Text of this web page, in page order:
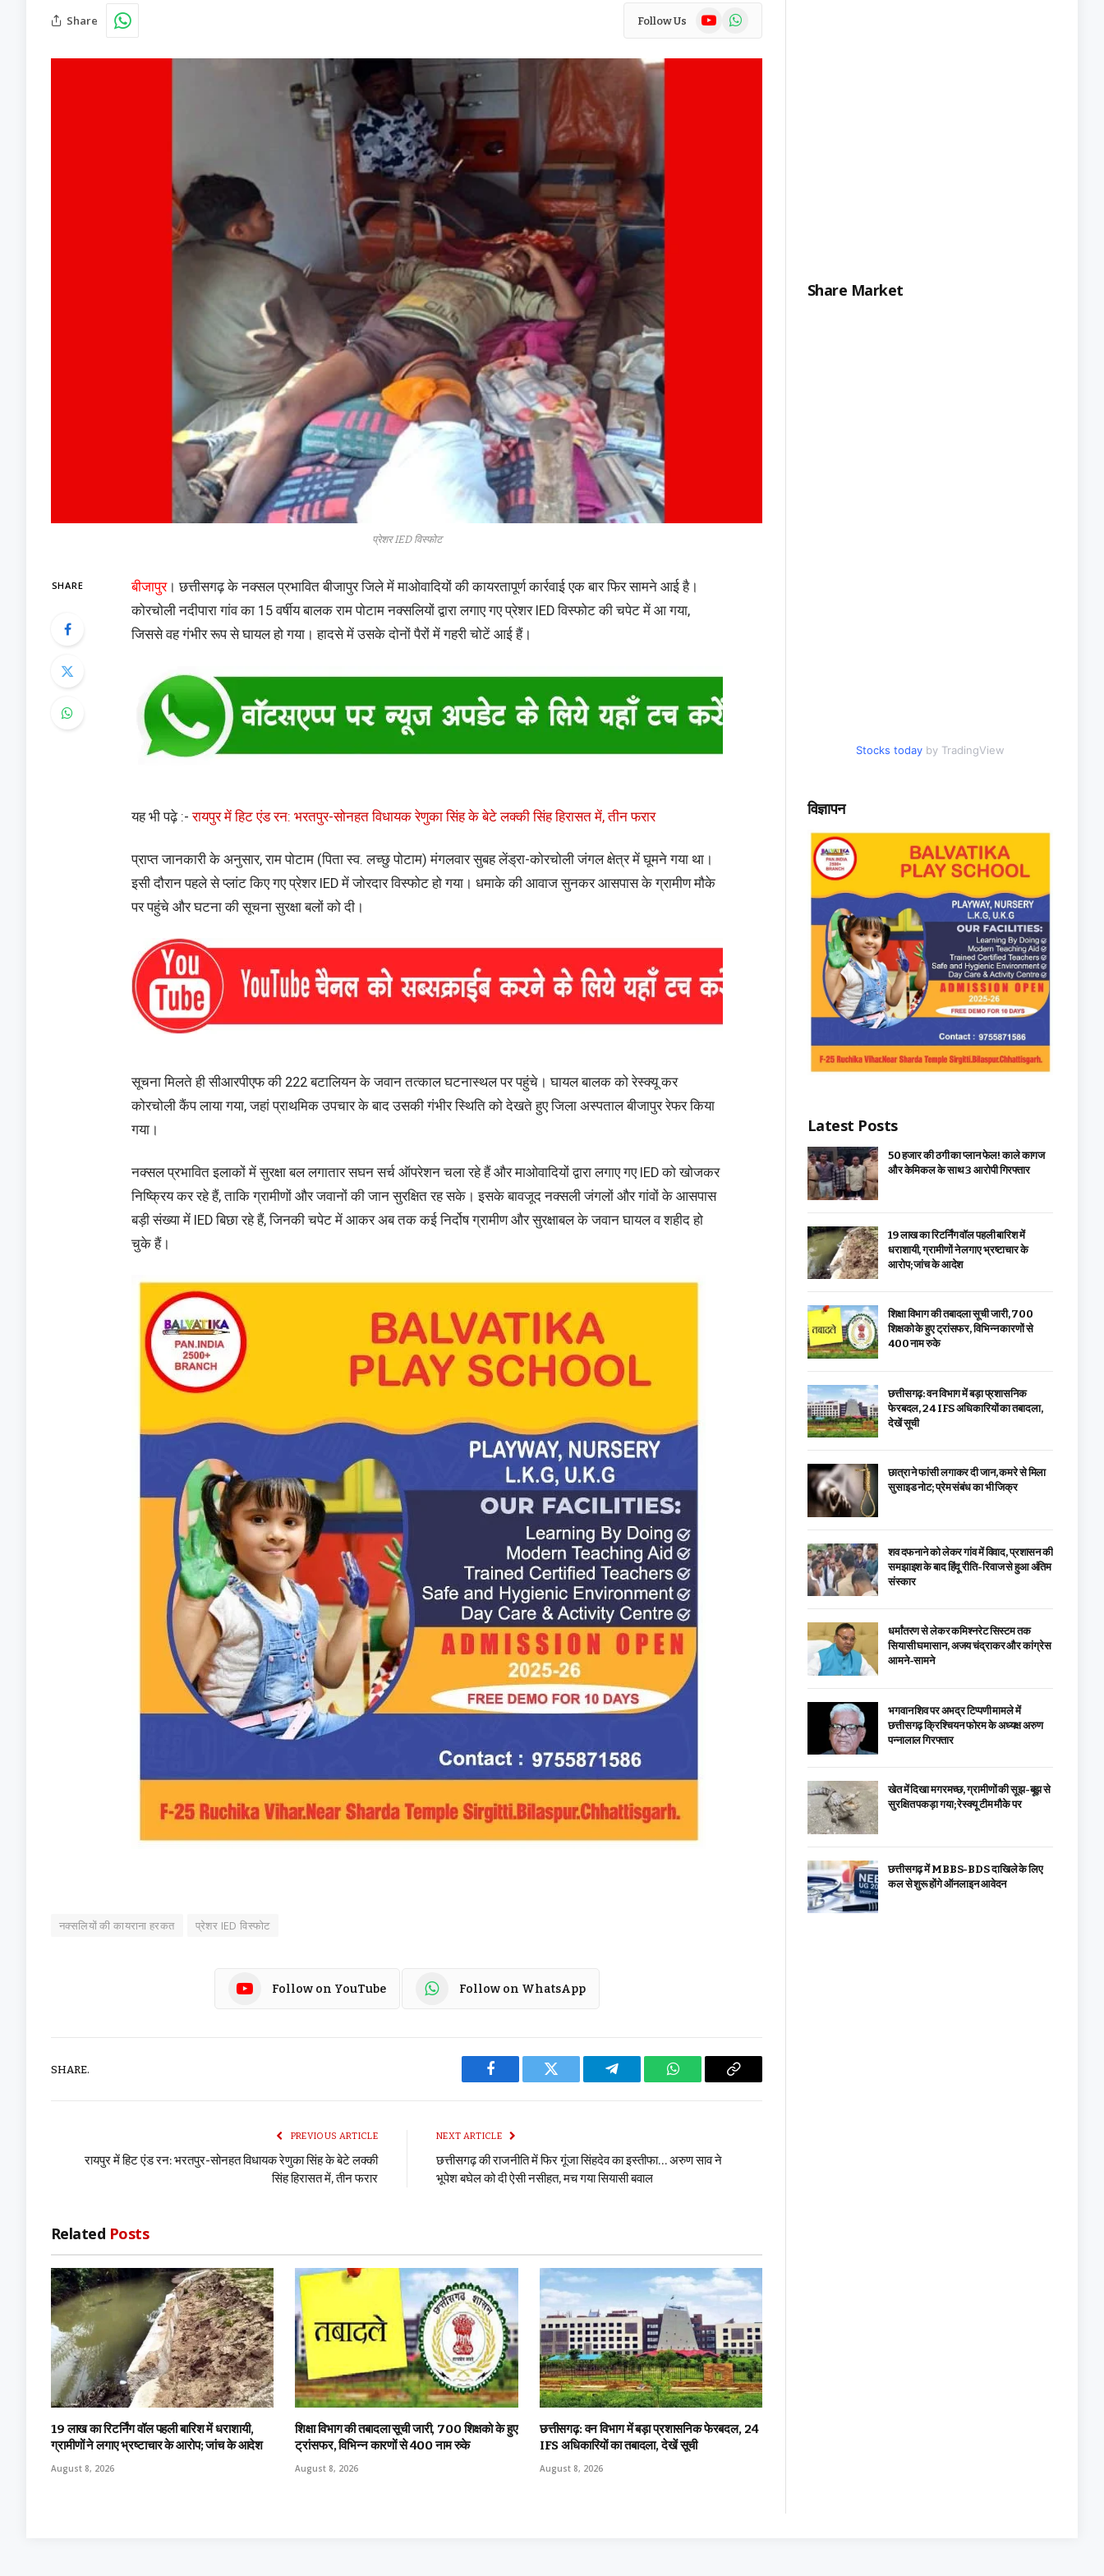
Share Follow Us YouTubeWhatsApp
प्रेशर IED विस्फोट
SHARE बीजापुर। छत्तीसगढ़ के नक्सल प्रभावित बीजापुर जिले में माओवादियों की कायरतापूर्ण कार्रवाई एक बार फिर सामने आई है।
कोरचोली नदीपारा गांव का 15 वर्षीय बालक राम पोटाम नक्सलियों द्वारा लगाए गए प्रेशर IED विस्फोट की चपेट में आ गया,
जिससे वह गंभीर रूप से घायल हो गया। हादसे में उसके दोनों पैरों में गहरी चोटें आई हैं।
यह भी पढ़े :-रायपुर में हिट एंड रन: भरतपुर-सोनहत विधायक रेणुका सिंह के बेटे लक्की सिंह हिरासत में, तीन फरार
प्राप्त जानकारी के अनुसार, राम पोटाम (पिता स्व. लच्छु पोटाम) मंगलवार सुबह लेंड्रा-कोरचोली जंगल क्षेत्र में घूमने गया था।
इसी दौरान पहले से प्लांट किए गए प्रेशर IED में जोरदार विस्फोट हो गया। धमाके की आवाज सुनकर आसपास के ग्रामीण मौके
पर पहुंचे और घटना की सूचना सुरक्षा बलों को दी।
सूचना मिलते ही सीआरपीएफ की 222 बटालियन के जवान तत्काल घटनास्थल पर पहुंचे। घायल बालक को रेस्क्यू कर
कोरचोली कैंप लाया गया, जहां प्राथमिक उपचार के बाद उसकी गंभीर स्थिति को देखते हुए जिला अस्पताल बीजापुर रेफर किया
गया।
नक्सल प्रभावित इलाकों में सुरक्षा बल लगातार सघन सर्च ऑपरेशन चला रहे हैं और माओवादियों द्वारा लगाए गए IED को खोजकर
निष्क्रिय कर रहे हैं, ताकि ग्रामीणों और जवानों की जान सुरक्षित रह सके। इसके बावजूद नक्सली जंगलों और गांवों के आसपास
बड़ी संख्या में IED बिछा रहे हैं, जिनकी चपेट में आकर अब तक कई निर्दोष ग्रामीण और सुरक्षाबल के जवान घायल व शहीद हो
चुके हैं।
नक्सलियों की कायराना हरकत प्रेशर IED विस्फोट
Follow on YouTube Follow on WhatsApp
SHARE.
Facebook Twitter Telegram WhatsAppCopy
PREVIOUS ARTICLE
रायपुर में हिट एंड रन: भरतपुर-सोनहत विधायक रेणुका सिंह के बेटे लक्की
सिंह हिरासत में, तीन फरार
NEXT ARTICLE
छत्तीसगढ़ की राजनीति में फिर गूंजा सिंहदेव का इस्तीफा… अरुण साव ने
भूपेश बघेल को दी ऐसी नसीहत, मच गया सियासी बवाल
Related Posts
19 लाख का रिटर्निंग वॉल पहली बारिश में धराशायी,
ग्रामीणों ने लगाए भ्रष्टाचार के आरोप; जांच के आदेश
August 8, 2026
शिक्षा विभाग की तबादला सूची जारी, 700 शिक्षको के हुए
ट्रांसफर, विभिन्न कारणों से 400 नाम रुके
August 8, 2026
छत्तीसगढ़: वन विभाग में बड़ा प्रशासनिक फेरबदल, 24
IFS अधिकारियों का तबादला, देखें सूची
August 8, 2026
Share Market
Stocks today by TradingView
विज्ञापन
Latest Posts
₹50 हजार की ठगी का प्लान फेल! काले कागज
और केमिकल के साथ 3 आरोपी गिरफ्तार
19 लाख का रिटर्निंग वॉल पहली बारिश में
धराशायी, ग्रामीणों ने लगाए भ्रष्टाचार के
आरोप; जांच के आदेश
शिक्षा विभाग की तबादला सूची जारी, 700
शिक्षको के हुए ट्रांसफर, विभिन्न कारणों से
400 नाम रुके
छत्तीसगढ़: वन विभाग में बड़ा प्रशासनिक
फेरबदल, 24 IFS अधिकारियों का तबादला,
देखें सूची
छात्रा ने फांसी लगाकर दी जान, कमरे से मिला
सुसाइड नोट; प्रेम संबंध का भी जिक्र
शव दफनाने को लेकर गांव में विवाद, प्रशासन की
समझाइश के बाद हिंदू रीति-रिवाज से हुआ अंतिम
संस्कार
धर्मांतरण से लेकर कमिश्नरेट सिस्टम तक
सियासी घमासान, अजय चंद्राकर और कांग्रेस
आमने-सामने
भगवान शिव पर अभद्र टिप्पणी मामले में
छत्तीसगढ़ क्रिश्चियन फोरम के अध्यक्ष अरुण
पन्नालाल गिरफ्तार
खेत में दिखा मगरमच्छ, ग्रामीणों की सूझ-बूझ से
सुरक्षित पकड़ा गया; रेस्क्यू टीम मौके पर
छत्तीसगढ़ में MBBS-BDS दाखिले के लिए
कल से शुरू होंगे ऑनलाइन आवेदन